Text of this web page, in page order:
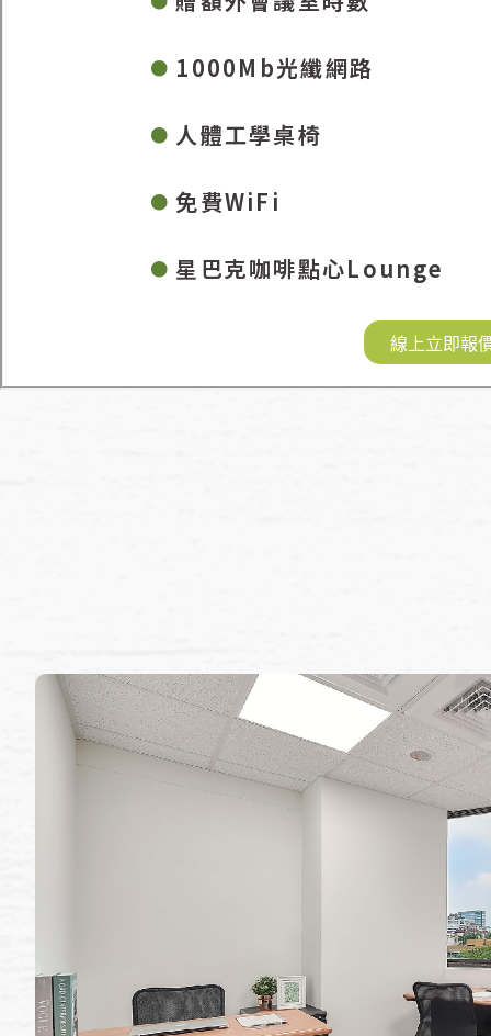
1000Mb光纖網路
人體工學桌椅
免費WiFi
星巴克咖啡點心Lounge
線上立即報